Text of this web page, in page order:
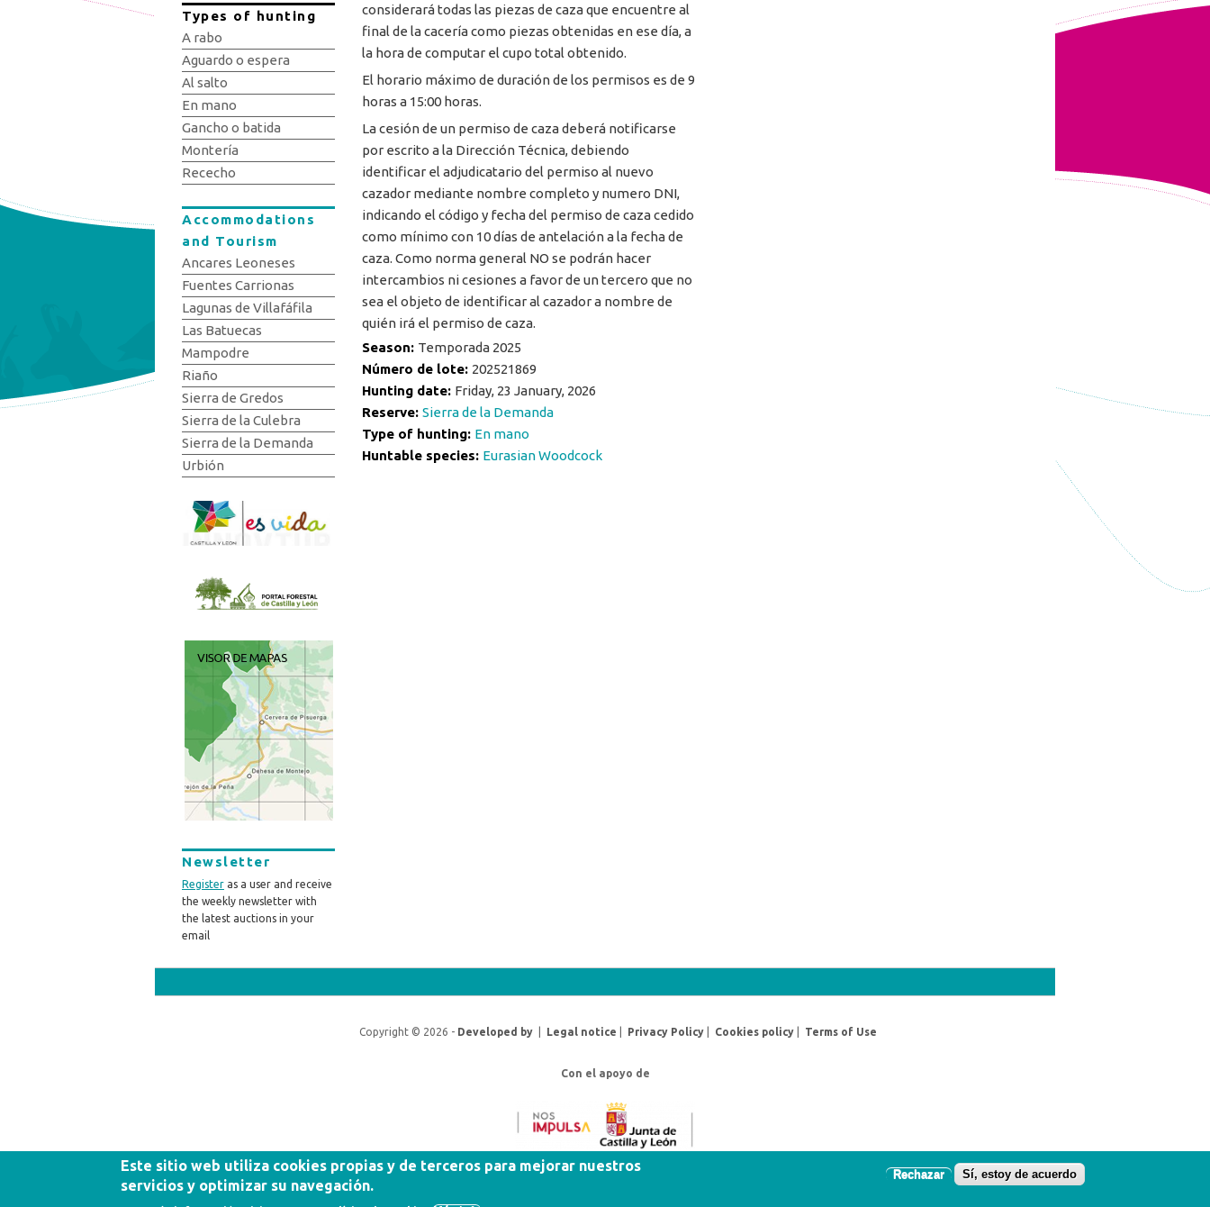
considerará todas las piezas de caza que encuentre al
final de la cacería como piezas obtenidas en ese día, a
la hora de computar el cupo total obtenido.
El horario máximo de duración de los permisos es de 9
horas a 15:00 horas.
La cesión de un permiso de caza deberá notificarse
por escrito a la Dirección Técnica, debiendo
identificar el adjudicatario del permiso al nuevo
cazador mediante nombre completo y numero DNI,
indicando el código y fecha del permiso de caza cedido
como mínimo con 10 días de antelación a la fecha de
caza. Como norma general NO se podrán hacer
intercambios ni cesiones a favor de un tercero que no
sea el objeto de identificar al cazador a nombre de
quién irá el permiso de caza.
Season: Temporada 2025
Número de lote: 202521869
Hunting date: Friday, 23 January, 2026
Reserve: Sierra de la Demanda
Type of hunting: En mano
Huntable species: Eurasian Woodcock
Types of hunting
A rabo
Aguardo o espera
Al salto
En mano
Gancho o batida
Montería
Rececho
Accommodations
and Tourism
Ancares Leoneses
Fuentes Carrionas
Lagunas de Villafáfila
Las Batuecas
Mampodre
Riaño
Sierra de Gredos
Sierra de la Culebra
Sierra de la Demanda
Urbión
Newsletter
Register as a user and receive
the weekly newsletter with
the latest auctions in your
email
Copyright © 2026 - Developed by Legal notice Privacy Policy Cookies policy Terms of Use
Con el apoyo de
Este sitio web utiliza cookies propias y de terceros para mejorar nuestros
servicios y optimizar su navegación.
Rechazar Sí, estoy de acuerdo